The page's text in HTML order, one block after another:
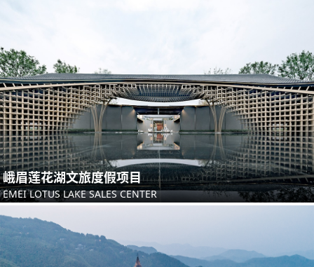
峨眉莲花湖文旅度假项目
EMEI LOTUS LAKE SALES CENTER